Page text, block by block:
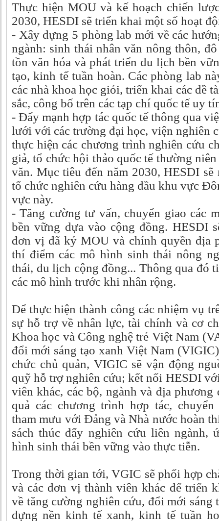
Thực hiện MOU và kế hoạch chiến
2030, HESDI sẽ triển khai một số hoạt
- Xây dựng 5 phòng lab mới về các
ngành: sinh thái nhân văn nông thôn,
tồn văn hóa và phát triển du lịch bền
tạo, kinh tế tuần hoàn. Các phòng lab
các nhà khoa học giỏi, triển khai các đề
sắc, công bố trên các tạp chí quốc tế uy
- Đẩy mạnh hợp tác quốc tế thông qua
lưới với các trường đại học, viện nghiên
thực hiện các chương trình nghiên cứu
giả, tổ chức hội thảo quốc tế thường
văn. Mục tiêu đến năm 2030, HESDI sẽ
tổ chức nghiên cứu hàng đầu khu vực
vực này.
- Tăng cường tư vấn, chuyển giao các
bền vững dựa vào cộng đồng. HESDI
đơn vị đã ký MOU và chính quyền địa
thí điểm các mô hình sinh thái nông
thái, du lịch cộng đồng... Thông qua đó
các mô hình trước khi nhân rộng.
Để thực hiện thành công các nhiệm vụ
sự hỗ trợ về nhân lực, tài chính và cơ
Khoa học và Công nghệ trẻ Việt Nam
đổi mới sáng tạo xanh Việt Nam
chức chủ quản, VIGIC sẽ vận động
quỹ hỗ trợ nghiên cứu; kết nối HESDI
viên khác, các bộ, ngành và địa phương
quả các chương trình hợp tác,
tham mưu với Đảng và Nhà nước hoàn
sách thúc đẩy nghiên cứu liên ngành,
hình sinh thái bền vững vào thực tiễn.
Trong thời gian tới, VGIC sẽ phối hợp
và các đơn vị thành viên khác để triển
về tăng cường nghiên cứu, đổi mới sáng
dựng nền kinh tế xanh, kinh tế tuần